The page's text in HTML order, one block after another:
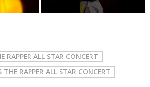
RAPPER ALL STAR CONCERT
THE RAPPER ALL STAR CONCERT